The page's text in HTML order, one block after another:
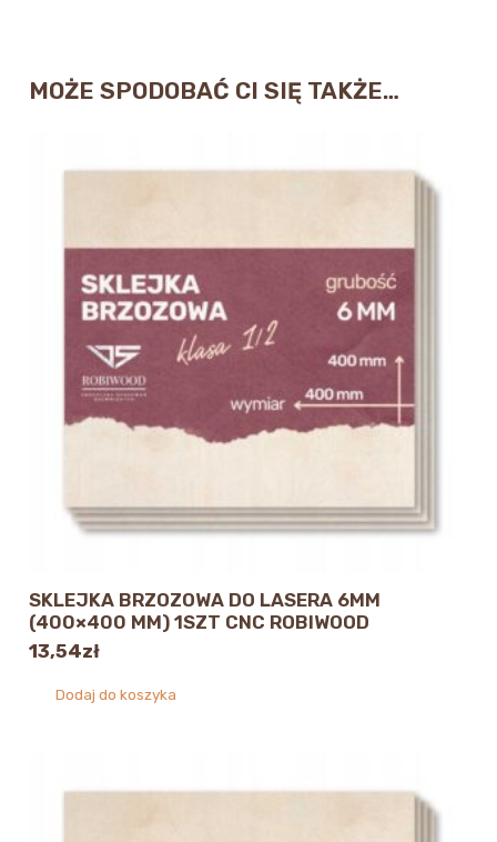
MOŻE SPODOBAĆ CI SIĘ TAKŻE…
SKLEJKA BRZOZOWA DO LASERA 6MM
(400×400 MM) 1SZT CNC ROBIWOOD
13,54zł
Dodaj do koszyka